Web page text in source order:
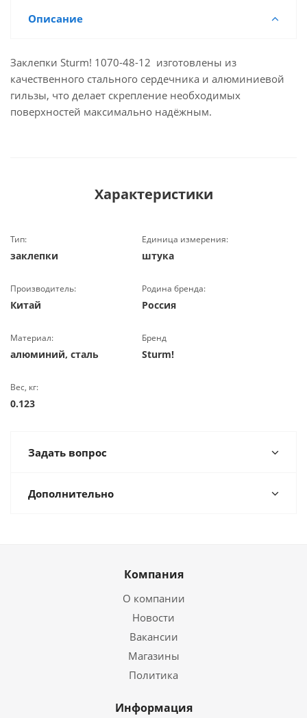
Описание
Заклепки Sturm! 1070-48-12 изготовлены из
качественного стального сердечника и алюминиевой
гильзы, что делает скрепление необходимых
поверхностей максимально надёжным.
Характеристики
Тип:
заклепки
Единица измерения:
штука
Производитель:
Китай
Родина бренда:
Россия
Материал:
алюминий, сталь
Бренд
Sturm!
Вес, кг:
0.123
Задать вопрос
Дополнительно
Компания
О компании
Новости
Вакансии
Магазины
Политика
Информация